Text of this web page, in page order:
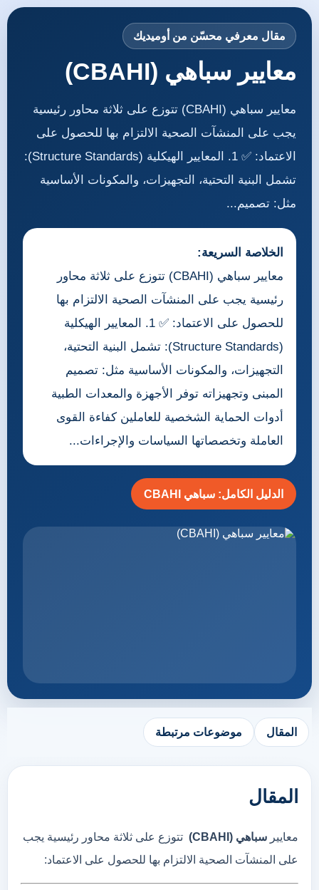
مقال معرفي محسّن من أوميديك
معايير سباهي (CBAHI)
معايير سباهي (CBAHI) تتوزع على ثلاثة محاور رئيسية
يجب على المنشآت الصحية الالتزام بها للحصول على
الاعتماد: ✅ 1. المعايير الهيكلية (Structure Standards):
تشمل البنية التحتية، التجهيزات، والمكونات الأساسية
مثل: تصميم...
الخلاصة السريعة:
معايير سباهي (CBAHI) تتوزع على ثلاثة محاور
رئيسية يجب على المنشآت الصحية الالتزام بها
للحصول على الاعتماد: ✅ 1. المعايير الهيكلية
(Structure Standards): تشمل البنية التحتية،
التجهيزات، والمكونات الأساسية مثل: تصميم
المبنى وتجهيزاته توفر الأجهزة والمعدات الطبية
أدوات الحماية الشخصية للعاملين كفاءة القوى
العاملة وتخصصاتها السياسات والإجراءات...
الدليل الكامل: سباهي CBAHI
المقال موضوعات مرتبطة
المقال
معايير سباهي ( CBAHI) تتوزع على ثلاثة محاور رئيسية يجب
على المنشآت الصحية الالتزام بها للحصول على الاعتماد: